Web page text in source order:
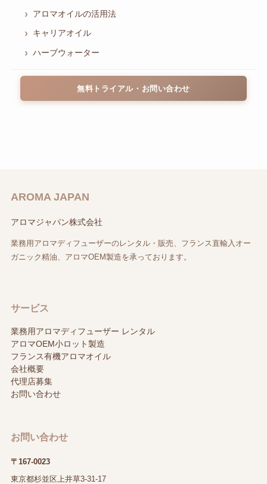
アロマオイルの活用法
キャリアオイル
ハーブウォーター
無料トライアル・お問い合わせ
AROMA JAPAN
アロマジャパン株式会社
業務用アロマディフューザーのレンタル・販売、フランス直輸入オー
ガニック精油、アロマOEM製造を承っております。
サービス
業務用アロマディフューザー レンタル
アロマOEM小ロット製造
フランス有機アロマオイル
会社概要
代理店募集
お問い合わせ
お問い合わせ
〒167-0023
東京都杉並区上井草3-31-17